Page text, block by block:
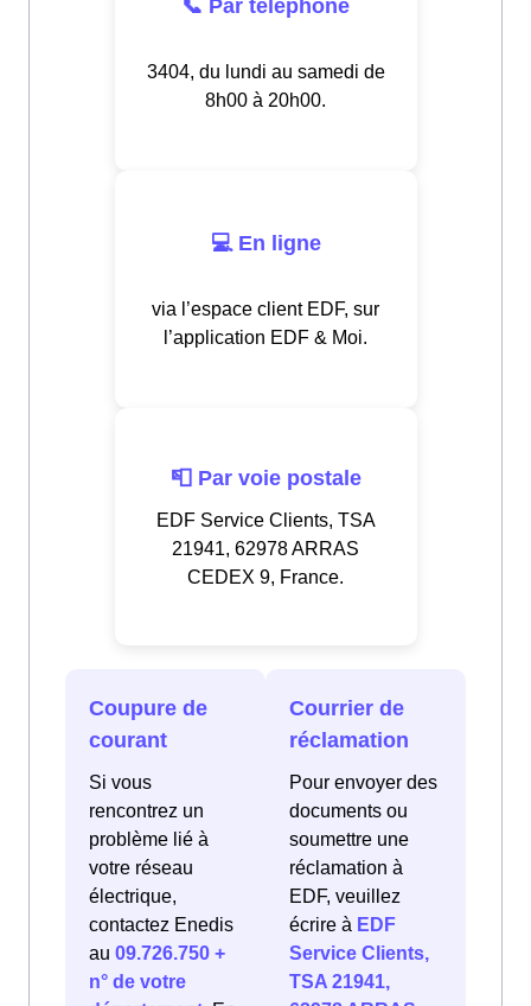
📞 Par téléphone
3404, du lundi au samedi de
8h00 à 20h00.
💻 En ligne
via l’espace client EDF, sur
l’application EDF & Moi.
📮 Par voie postale
EDF Service Clients, TSA
21941, 62978 ARRAS
CEDEX 9, France.
Coupure de
courant
Si vous
rencontrez un
problème lié à
votre réseau
électrique,
contactez Enedis
au 09.726.750 +
n° de votre
Courrier de
réclamation
Pour envoyer des
documents ou
soumettre une
réclamation à
EDF, veuillez
écrire à EDF
Service Clients,
TSA 21941,